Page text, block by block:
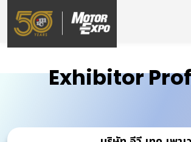
Exhibitor